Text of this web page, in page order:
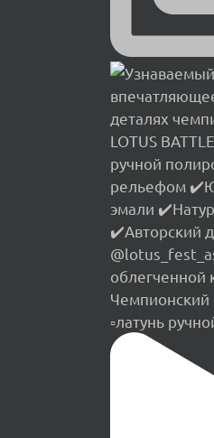
Чемпионский
▫️латунь